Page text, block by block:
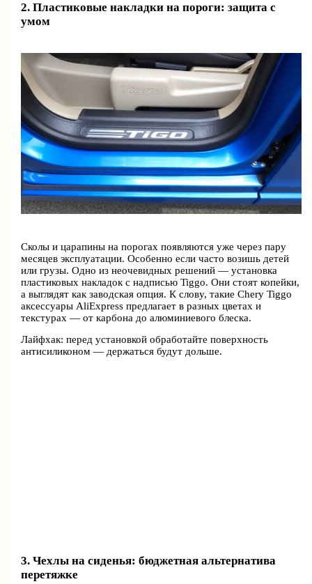
2. Пластиковые накладки на пороги: защита с
умом
Сколы и царапины на порогах появляются уже через пару
месяцев эксплуатации. Особенно если часто возишь детей
или грузы. Одно из неочевидных решений — установка
пластиковых накладок с надписью Tiggo. Они стоят копейки,
а выглядят как заводская опция. К слову, такие Chery Tiggo
аксессуары AliExpress предлагает в разных цветах и
текстурах — от карбона до алюминиевого блеска.
Лайфхак: перед установкой обработайте поверхность
антисиликоном — держаться будут дольше.
3. Чехлы на сиденья: бюджетная альтернатива
перетяжке